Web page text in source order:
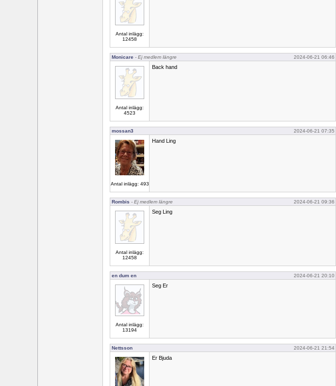
Antal inlägg:
12458
Monicare - Ej medlem längre 2024-06-21 06:46
Antal inlägg:
4523
Back hand
mossan3 2024-06-21 07:35
Antal inlägg: 493
Hand Ling
Rombis - Ej medlem längre 2024-06-21 09:36
Antal inlägg:
12458
Seg Ling
en dum en 2024-06-21 20:10
Antal inlägg:
13194
Seg Er
Nettsson 2024-06-21 21:54
Er Bjuda